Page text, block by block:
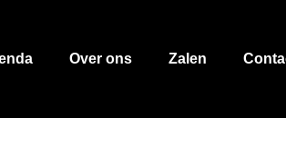
Over ons Zalen